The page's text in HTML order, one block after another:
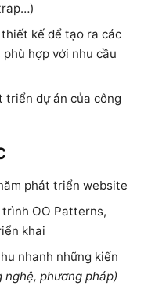
kế để tạo ra các
hợp với nhu cầu
triển dự án của công
phát triển website
OO Patterns,
khai
nhanh những kiến
nghệ, phương pháp)